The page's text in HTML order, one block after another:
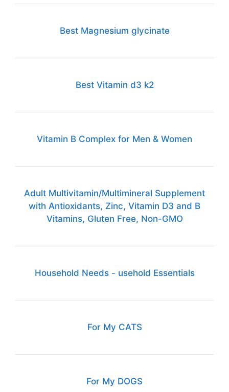
Best Magnesium glycinate
Best Vitamin d3 k2
Vitamin B Complex for Men & Women
Adult Multivitamin/Multimineral Supplement
with Antioxidants, Zinc, Vitamin D3 and B
Vitamins, Gluten Free, Non-GMO
Household Needs - usehold Essentials
For My CATS
For My DOGS